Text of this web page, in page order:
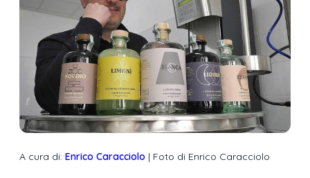
A cura di: Enrico Caracciolo | Foto di Enrico Caracciolo